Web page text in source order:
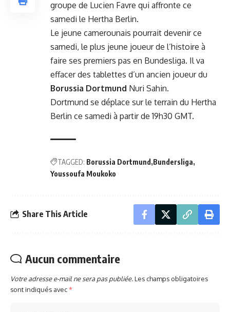
groupe de Lucien Favre qui affronte ce
samedi le Hertha Berlin.
Le jeune camerounais pourrait devenir ce
samedi, le plus jeune joueur de l’histoire à
faire ses premiers pas en Bundesliga. Il va
effacer des tablettes d’un ancien joueur du
Borussia Dortmund Nuri Sahin.
Dortmund se déplace sur le terrain du Hertha
Berlin ce samedi à partir de 19h30 GMT.
TAGGED: Borussia Dortmund Bundersliga
Youssoufa Moukoko
Share This Article
Aucun commentaire
Votre adresse e-mail ne sera pas publiée.Les champs obligatoires
sont indiqués avec*